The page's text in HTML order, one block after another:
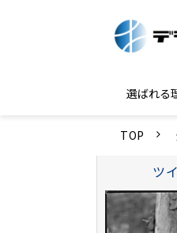
選ばれる
TOP
ツ